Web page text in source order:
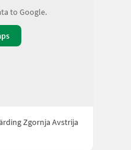
to Google.
Zgornja Avstrija